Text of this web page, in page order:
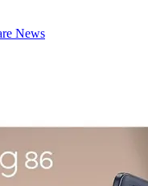
News